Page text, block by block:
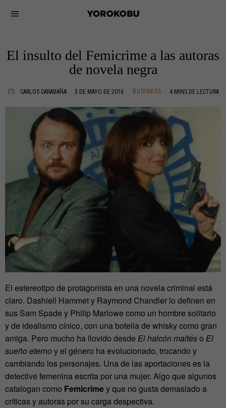
El insulto del Femicrime a las autoras
de novela negra
CARLOS CARABAÑA 3 DE MAYO DE 2016 BUSINESS 4 MINS DE LECTURA
El estereotipo de protagonista en una novela criminal está
claro. Dashiell Hammet y Raymond Chandler lo definen en
sus Sam Spade y Philip Marlowe como un hombre solitario
y de idealismo cínico, con una botella de whisky como gran
amiga. Pero mucho ha llovido desde El halcón maltéso El
sueño eternoy el género ha evolucionado, trocando y
cambiando los personajes. Una de las aportaciones es la
detective femenina escrita por una mujer. Algo que algunos
catalogan como Femicrimey que no gusta demasiado a
críticas y autoras por su carga despectiva.